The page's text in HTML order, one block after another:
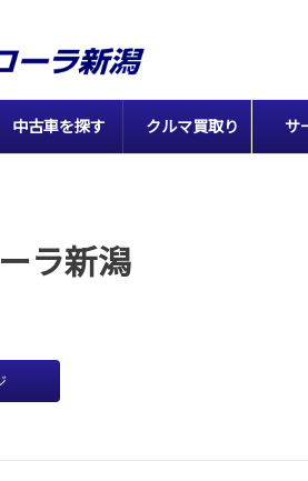
中古車を探す クルマ買取り サ
ラ新潟